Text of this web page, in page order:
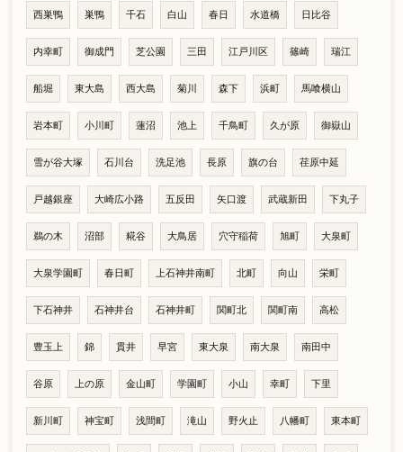
西巣鴨 巣鴨 千石 白山 春日 水道橋 日比谷
内幸町 御成門 芝公園 三田 江戸川区 篠崎 瑞江
船堀 東大島 西大島 菊川 森下 浜町 馬喰横山
岩本町 小川町 蓮沼 池上 千鳥町 久が原 御嶽山
雪が谷大塚 石川台 洗足池 長原 旗の台 荏原中延
戸越銀座 大崎広小路 五反田 矢口渡 武蔵新田 下丸子
鵜の木 沼部 糀谷 大鳥居 穴守稲荷 旭町 大泉町
大泉学園町 春日町 上石神井南町 北町 向山 栄町
下石神井 石神井台 石神井町 関町北 関町南 高松
豊玉上 錦 貫井 早宮 東大泉 南大泉 南田中
谷原 上の原 金山町 学園町 小山 幸町 下里
新川町 神宝町 浅間町 滝山 野火止 八幡町 東本町